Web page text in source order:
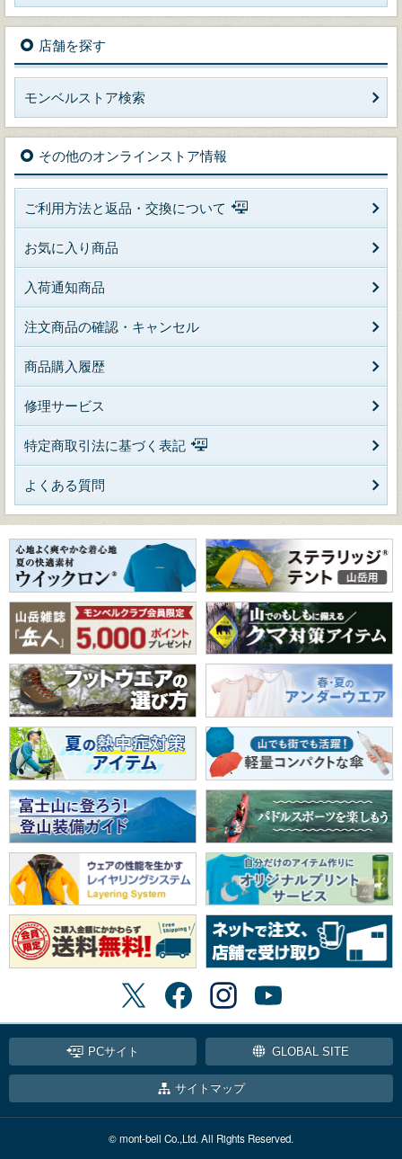
店舗を探す
モンベルストア検索
その他のオンラインストア情報
ご利用方法と返品・交換について
お気に入り商品
入荷通知商品
注文商品の確認・キャンセル
商品購入履歴
修理サービス
特定商取引法に基づく表記
よくある質問
PCサイト GLOBAL SITE
サイトマップ
© mont-bell Co.,Ltd. All Rights Reserved.